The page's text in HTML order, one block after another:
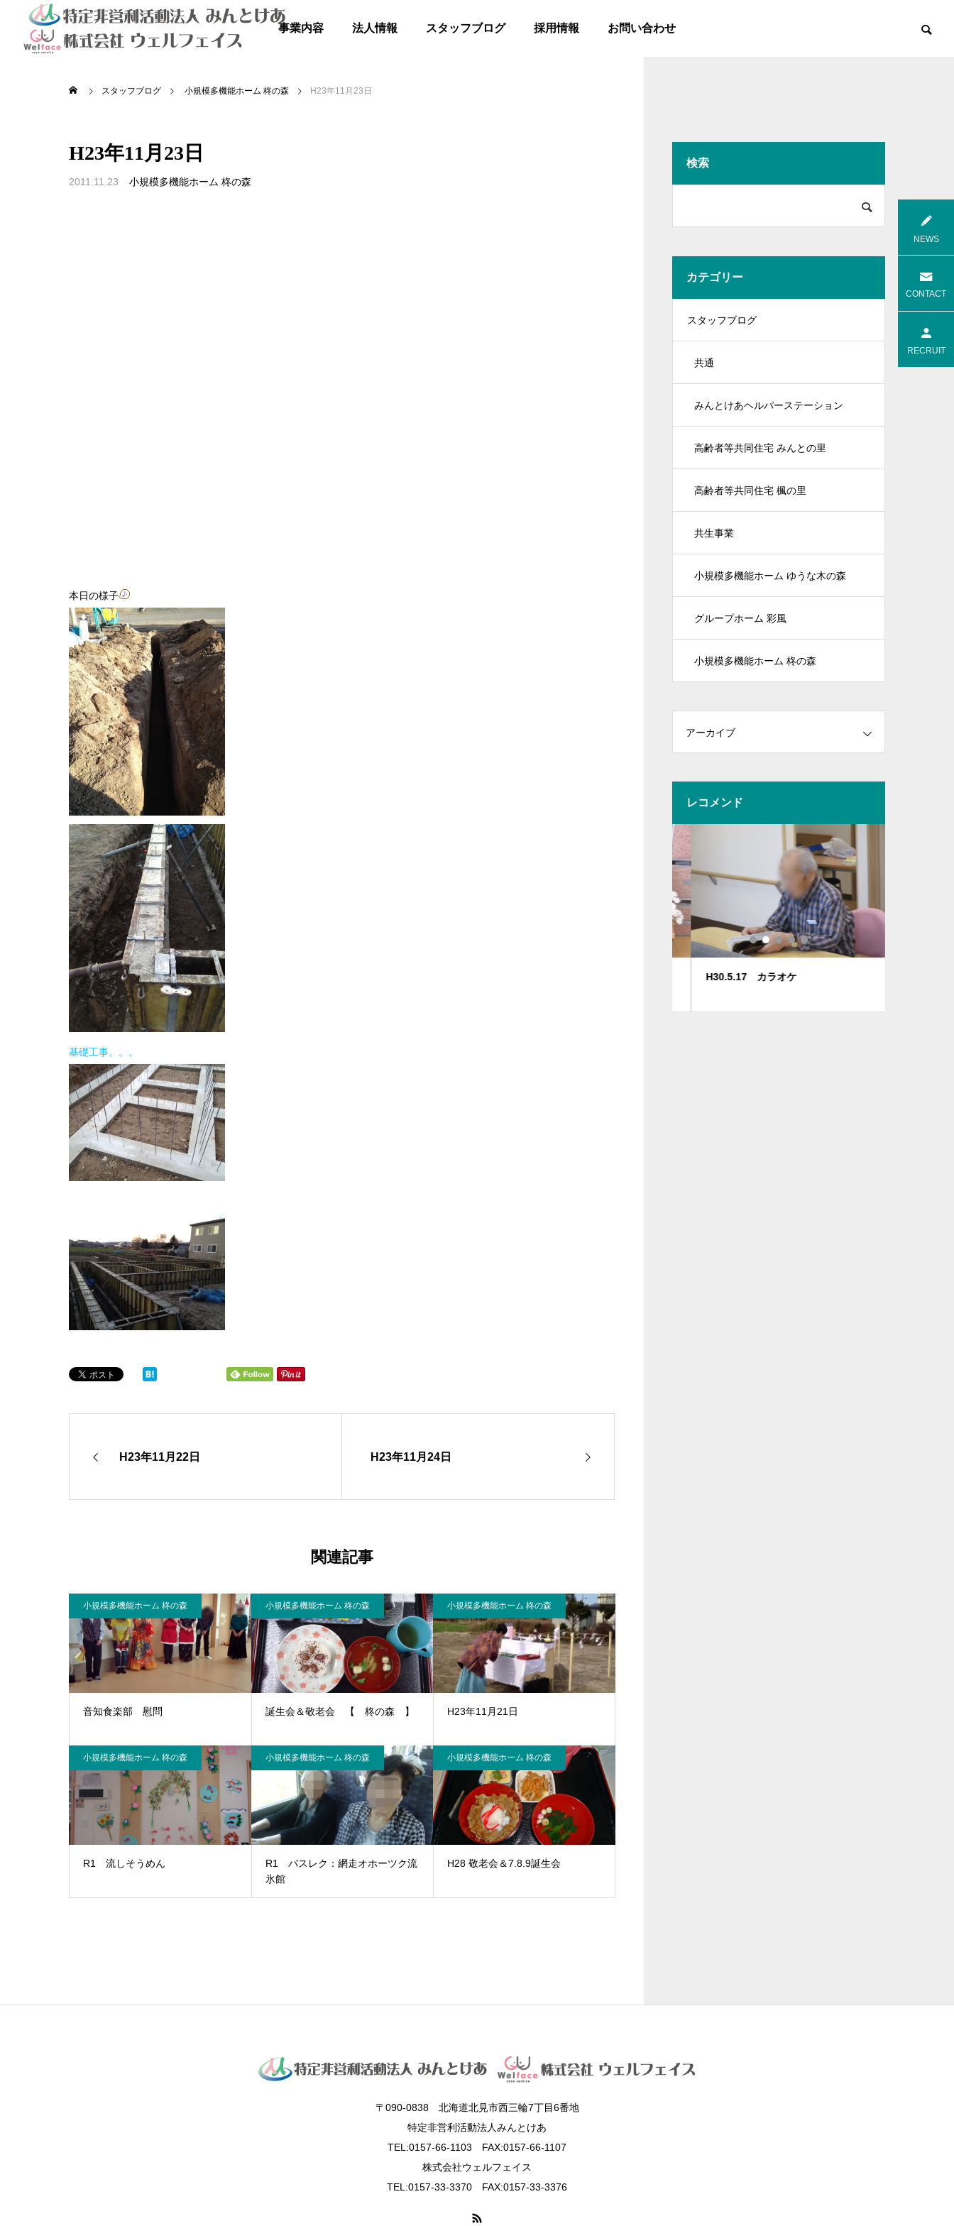
事業内容 法人情報 スタッフブログ 採用情報 お問い合わせ
8月花火 8月焼肉
高齢者等共
スタッフブログ 小規模多機能ホーム 柊の森 H23年11月23日
H23年11月23日
2011.11.23 小規模多機能ホーム 柊の森
本日の様子
基礎工事。。。
H23年11月22日 H23年11月24日
関連記事
小規模多機能ホーム 柊の森
音知食楽部 慰問
小規模多機能ホーム 柊の森
誕生会＆敬老会 【 柊の森 】
小規模多機能ホーム 柊の森
H23年11月21日
小規模多機能ホーム 柊の森
R1 流しそうめん
小規模多機能ホーム 柊の森
R1 バスレク：網走オホーツク流
氷館
小規模多機能ホーム 柊の森
H28 敬老会＆7.8.9誕生会
検索
カテゴリー
スタッフブログ
共通
みんとけあヘルパーステーション
高齢者等共同住宅 みんとの里
高齢者等共同住宅 楓の里
共生事業
小規模多機能ホーム ゆうな木の森
グループホーム 彩風
小規模多機能ホーム 柊の森
アーカイブ
レコメンド
H30.5.17 カラオケ
〒090-0838 北海道北見市西三輪7丁目6番地
特定非営利活動法人みんとけあ
TEL:0157-66-1103 FAX:0157-66-1107
株式会社ウェルフェイス
TEL:0157-33-3370 FAX:0157-33-3376
NEWS
CONTACT
RECRUIT